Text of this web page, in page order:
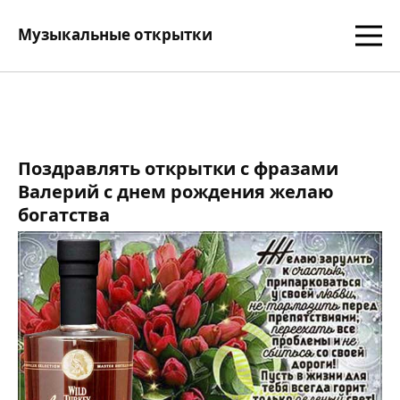
Музыкальные открытки
Поздравлять открытки с фразами
Валерий с днем рождения желаю
богатства